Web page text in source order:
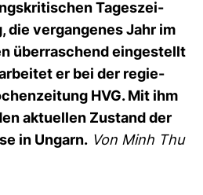
Tages­zei­
die ver­gan­genes Jahr im
über­ra­schend ein­ge­stellt
er bei der regie­
HVG. Mit ihm
aktu­ellen Zustand der
in Ungarn. Von Minh Thu